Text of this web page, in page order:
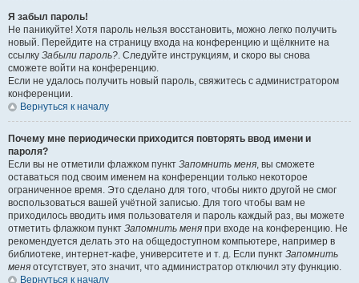
Я забыл пароль!
Не паникуйте! Хотя пароль нельзя восстановить, можно легко получить
новый. Перейдите на страницу входа на конференцию и щёлкните на
ссылку Забыли пароль?. Следуйте инструкциям, и скоро вы снова
сможете войти на конференцию.
Если не удалось получить новый пароль, свяжитесь с администратором
конференции.
Вернуться к началу
Почему мне периодически приходится повторять ввод имени и
пароля?
Если вы не отметили флажком пункт Запомнить меня, вы сможете
оставаться под своим именем на конференции только некоторое
ограниченное время. Это сделано для того, чтобы никто другой не смог
воспользоваться вашей учётной записью. Для того чтобы вам не
приходилось вводить имя пользователя и пароль каждый раз, вы можете
отметить флажком пункт Запомнить меня при входе на конференцию. Не
рекомендуется делать это на общедоступном компьютере, например в
библиотеке, интернет-кафе, университете и т. д. Если пункт Запомнить
меня отсутствует, это значит, что администратор отключил эту функцию.
Вернуться к началу